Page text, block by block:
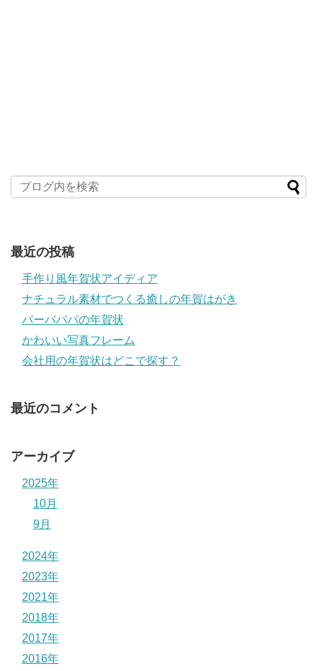
最近の投稿
手作り風年賀状アイディア
ナチュラル素材でつくる癒しの年賀はがき
バーバパパの年賀状
かわいい写真フレーム
会社用の年賀状はどこで探す？
最近のコメント
アーカイブ
2025年
10月
9月
2024年
2023年
2021年
2018年
2017年
2016年